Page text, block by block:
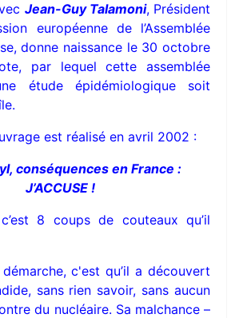
Jean-Guy Talamoni, Président
européenne de l’Assemblée
donne naissance le 30 octobre
par lequel cette assemblée
étude épidémiologique soit
est réalisé en avril 2002 :
conséquences en France :
J’ACCUSE !
8 coups de couteaux qu’il
démarche, c'est qu’il a découvert
sans rien savoir, sans aucun
du nucléaire. Sa malchance –